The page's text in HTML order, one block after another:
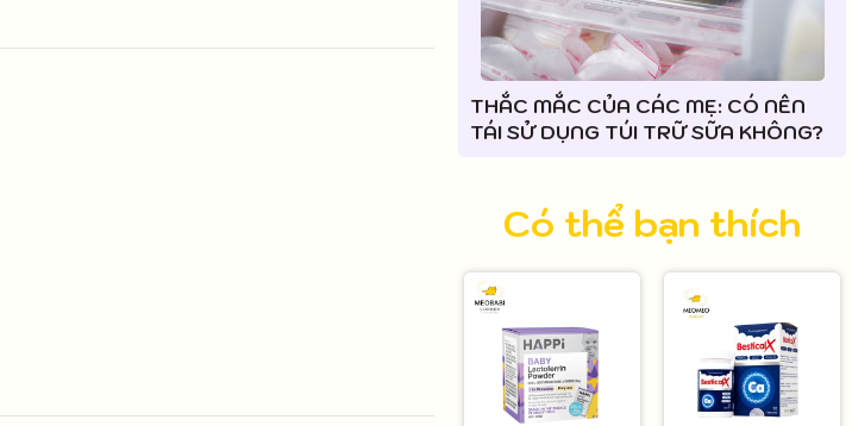
THẮC MẮC CỦA CÁC MẸ: CÓ NÊN
TÁI SỬ DỤNG TÚI TRỮ SỮA KHÔNG?
Có thể bạn thích